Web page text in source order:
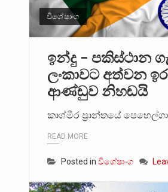
අගෝස්තු
ලාල්
2011
විශේෂාංග
ඉන්දු – පකිස්ථාන
ලංකාවට අත්වන
ආණ්ඩුව නිහඬයි
කාශ්මීර ප්‍රාන්තයේ
READ MORE
Posted in විශේෂාංග